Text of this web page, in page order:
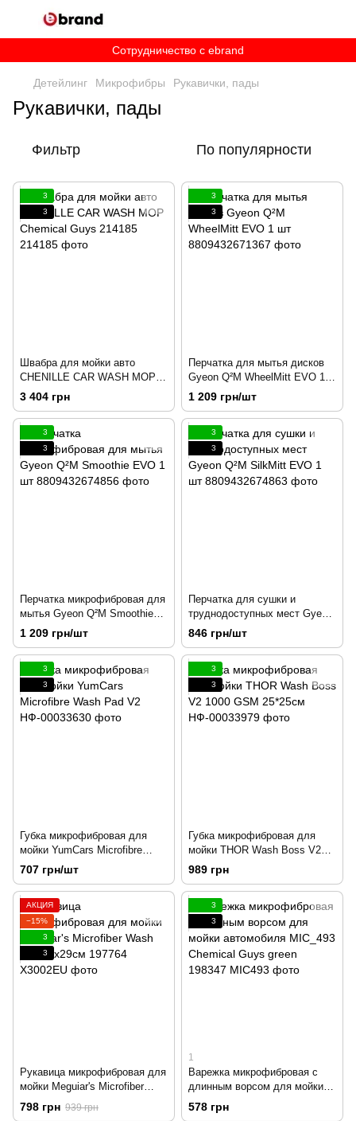
Сотрудничество c ebrand
Детейлинг Микрофибры Рукавички, пады
Рукавички, пады
Фильтр По популярности
3
3
Швабра для мойки авто
CHENILLE CAR WASH MOP
Chemical Guys 214185
3 404 грн
3
3
Перчатка для мытья дисков
Gyeon Q²M WheelMitt EVO 1
шт
1 209 грн/шт
3
3
Перчатка микрофибровая для
мытья Gyeon Q²M Smoothie
EVO 1 шт
1 209 грн/шт
3
3
Перчатка для сушки и
труднодоступных мест Gyeon
Q²M SilkMitt EVO 1 шт
846 грн/шт
3
3
Губка микрофибровая для
мойки YumCars Microfibre
Wash Pad V2
707 грн/шт
3
3
Губка микрофибровая для
мойки THOR Wash Boss V2
1000 GSM 25*25см
989 грн
АКЦИЯ
−15%
3
3
Рукавица микрофибровая для
мойки Meguiar's Microfiber
Wash Mitt 19х29см 197764
798 грн 939 грн
3
3
1
Варежка микрофибровая с
длинным ворсом для мойки
автомобиля MIC_493 Chemical
Guys green 198347
578 грн